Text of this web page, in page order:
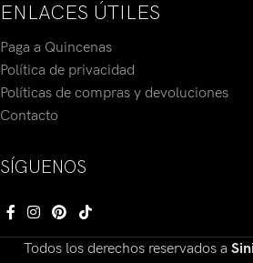
ENLACES ÚTILES
Paga a Quincenas
Política de privacidad
Políticas de compras y devoluciones
Contacto
SÍGUENOS
Todos los derechos reservados a